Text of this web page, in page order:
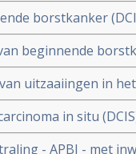
borstkanker
optreed maar
die alleen
beginnende
en
effecten
uitzaaiingen in
kwaliteit van
in situ
Maar ook
- APBI - met